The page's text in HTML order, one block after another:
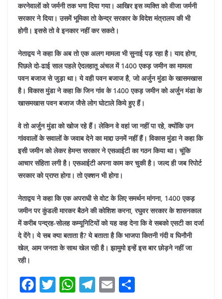
करनेवालों को जर्मनी तक भगा दिया गया। आखिर इस व्यक्ति को वीजा जर्मनी
सरकार ने दिया। उसमें भूमिका तो केन्द्र सरकार के विदेश मंत्रालय की भी
होगी। इससे तो वे इनकार नहीं कर सकते।
नेताद्वय ने कहा कि अब तो एक अलग मामला भी सुनाई पड़ रहा है। याद होगा,
पिछले दो-ढाई साल पहले ऐदलहातू अंचल में 1400 एकड़ जमीन का मामला
पवन बजाज से जुड़ा था। ये वही पवन बजाज है, जो अर्जुन मुंडा के खासमखास
है। विकास मुंडा ने कहा कि जिन गांव के 1400 एकड़ जमीन को अर्जुन मंडा के
खासमखास पवन बजाज जैसे लोग घोटाले किये हुए हैं।
वे तो अर्जुन मुंडा को खोज रहे हैं। लेकिन वे वहां जा नहीं पा रहे, क्योंकि उन
गांववालों के सवालों के जवाब देने का माद्दा उनमें नहीं हैं। विकास मुंडा ने कहा कि
इसी जमीन को लेकर हेमन्त सरकार ने एसआईटी का गठन किया था। चूंकि
आचार संहिता लगी है। एसआईटी अपना काम कर चुकी है। जल्द ही जब रिपोर्ट
सरकार को प्राप्त होगा। तो एक्शन भी होगा।
नेताद्वय ने कहा कि एक अपराधी से वोट के लिए समर्थन मांगना, 1400 एकड़
जमीन पर कुंडली मारकर बैठने की कोशिश करना, रघुवर सरकार के शासनकाल
में करीब पन्द्रह-सोलह कम्यूनिटियों को यह कह देना कि वे सबको एसटी का दर्जा
दे देंगे। ये सब क्या बताता है? ये बताता है कि भाजपा कितनी गंदी व घिनौनी
खेल, आम जनता के साथ खेल रही है। झामुमो इन्हें इस बार छोड़ने नहीं जा
रही।
F T W T E